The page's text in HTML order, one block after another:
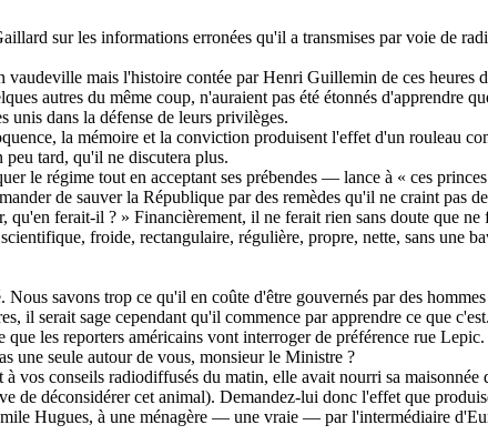
sur les informations erronées qu'il a transmises par voie de
mais l'histoire contée par Henri Guillemin de ces
autres du même coup, n'auraient pas été étonnés d'apprendre
unis dans la défense de leurs privilèges.
la mémoire et la conviction produisent l'effet d'un rouleau
tard, qu'il ne discutera plus.
le régime tout en acceptant ses prébendes — lance à « ces
de sauver la République par des remèdes qu'il ne craint pas
ferait-il ? » Financièrement, il ne ferait rien sans doute que
froide, rectangulaire, régulière, propre, nette, sans une
savons trop ce qu'il en coûte d'être gouvernés par des
il serait sage cependant qu'il commence par apprendre ce que c'est.
les reporters américains vont interroger de préférence rue
une seule autour de vous, monsieur le Ministre ?
vos conseils radiodiffusés du matin, elle avait nourri sa
de déconsidérer cet animal). Demandez-lui donc l'effet que
Hugues, à une ménagère — une vraie — par l'intermédiaire